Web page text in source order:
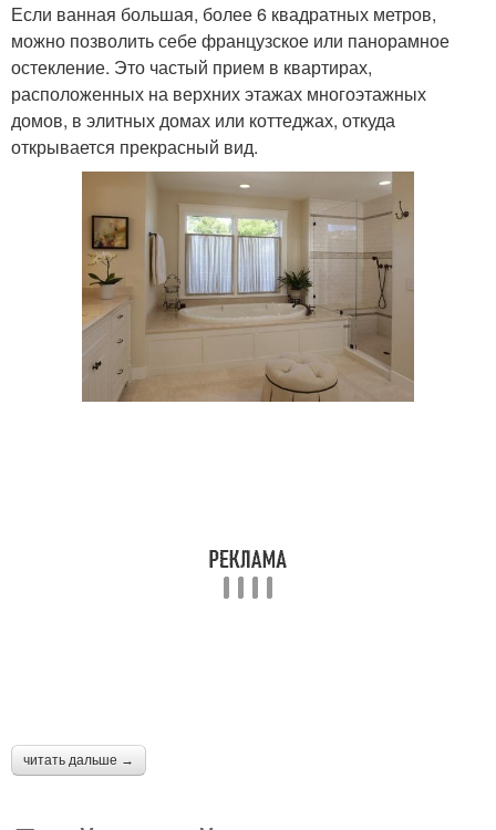
Если ванная большая, более 6 квадратных метров,
можно позволить себе французское или панорамное
остекление. Это частый прием в квартирах,
расположенных на верхних этажах многоэтажных
домов, в элитных домах или коттеджах, откуда
открывается прекрасный вид.
читать дальше →